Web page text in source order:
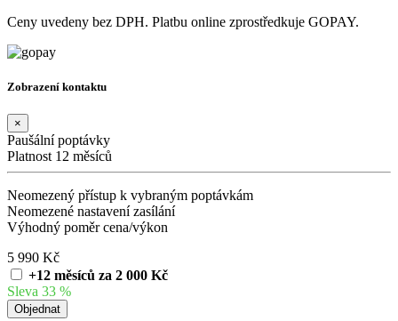
Ceny uvedeny bez DPH. Platbu online zprostředkuje GOPAY.
Zobrazení kontaktu
×
Paušální poptávky
Platnost 12 měsíců
Neomezený přístup k vybraným poptávkám
Neomezené nastavení zasílání
Výhodný poměr cena/výkon
5 990 Kč
+12 měsíců za 2 000 Kč
Sleva 33 %